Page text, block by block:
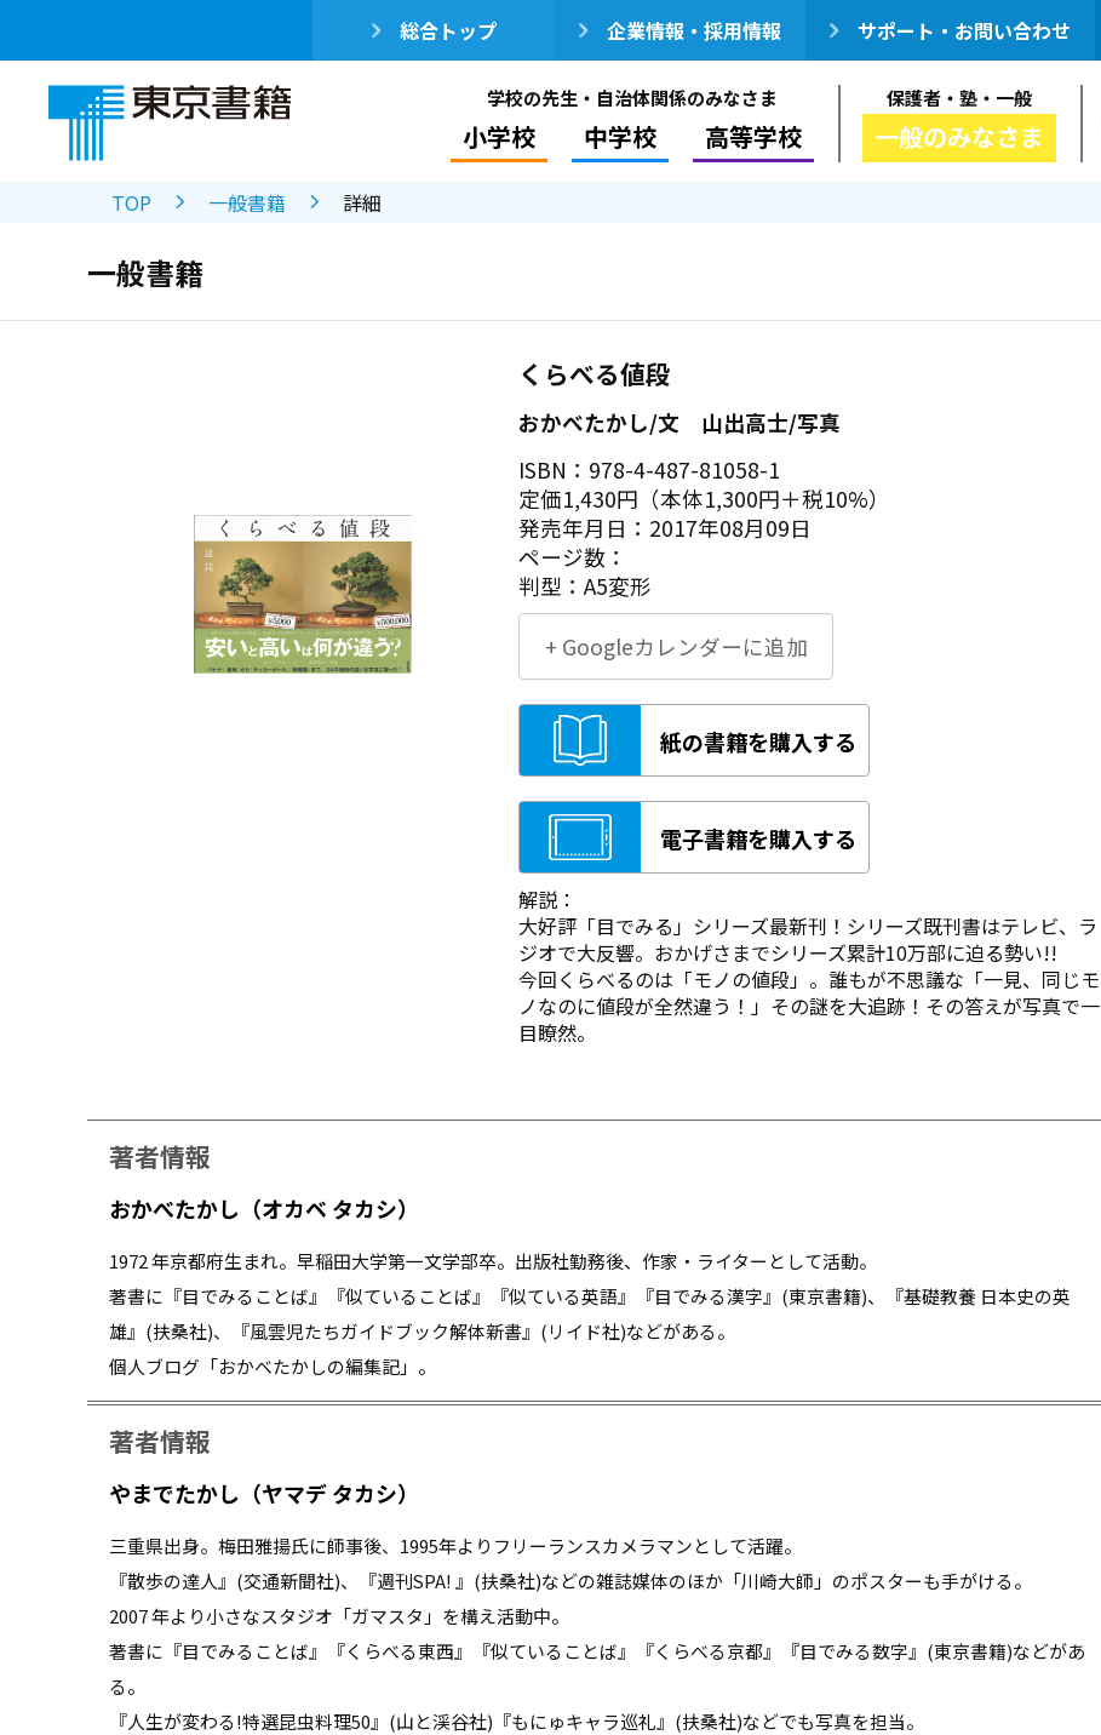
総合トップ 企業情報・採用情報 サポート・お問い合わせ
学校の先生・自治体関係のみなさま
小学校 中学校 高等学校
保護者・塾・一般
一般のみなさま
TOP 一般書籍 詳細
一般書籍
くらべる値段
おかべたかし/文 山出高士/写真
ISBN：978-4-487-81058-1
定価1,430円（本体1,300円＋税10%）
発売年月日：2017年08月09日
ページ数：
判型：A5変形
+ Googleカレンダーに追加
紙の書籍を購入する
電子書籍を購入する
解説：
大好評「目でみる」シリーズ最新刊！シリーズ既刊書はテレビ、ラ
ジオで大反響。おかげさまでシリーズ累計10万部に迫る勢い!!
今回くらべるのは「モノの値段」。誰もが不思議な「一見、同じモ
ノなのに値段が全然違う！」その謎を大追跡！その答えが写真で一
目瞭然。
著者情報
おかべたかし（オカベ タカシ）
1972 年京都府生まれ。早稲田大学第一文学部卒。出版社勤務後、作家・ライターとして活動。
著書に『目でみることば』『似ていることば』『似ている英語』『目でみる漢字』(東京書籍)、『基礎教養 日本史の英
雄』(扶桑社)、『風雲児たちガイドブック解体新書』(リイド社)などがある。
個人ブログ「おかべたかしの編集記」。
著者情報
やまでたかし（ヤマデ タカシ）
三重県出身。梅田雅揚氏に師事後、1995年よりフリーランスカメラマンとして活躍。
『散歩の達人』(交通新聞社)、『週刊SPA! 』(扶桑社)などの雑誌媒体のほか「川崎大師」のポスターも手がける。
2007 年より小さなスタジオ「ガマスタ」を構え活動中。
著書に『目でみることば』『くらべる東西』『似ていることば』『くらべる京都』『目でみる数字』(東京書籍)などがあ
る。
『人生が変わる!特選昆虫料理50』(山と渓谷社)『もにゅキャラ巡礼』(扶桑社)などでも写真を担当。